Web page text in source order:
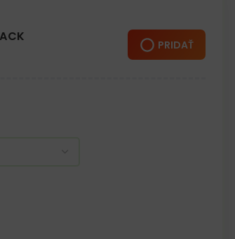
SPA, zdravotníctvo, laboratórni technici,
PRIDAŤ